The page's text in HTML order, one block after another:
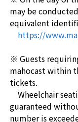
may be
equivalent
https://
※ Guests
mahocast within
tickets.
Wheelchair
guaranteed
number is